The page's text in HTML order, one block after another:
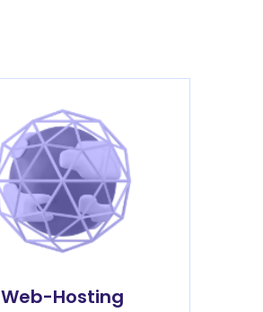
Web-Hosting